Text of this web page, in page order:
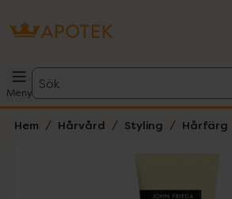
Meny
Sök
Hem Hårvård Styling Hårfärg